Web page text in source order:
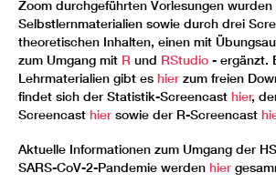
Zoom durchgeführten Vorlesungen
Selbstlernmaterialien sowie durch drei
theoretischen Inhalten, einen mit
zum Umgang mit R und RStudio - ergänzt.
Lehrmaterialien gibt es hier zum freien
findet sich der Statistik-Screencast hier,
Screencast hier sowie der R-Screencast
Aktuelle Informationen zum Umgang der
SARS-CoV-2-Pandemie werden hier